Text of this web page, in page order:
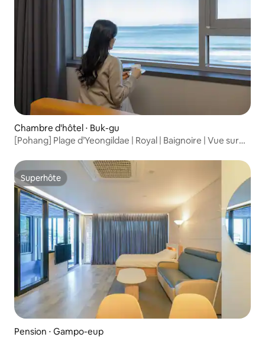
Chambre d'hôtel ⋅ Buk-gu
[Pohang] Plage d’Yeongildae | Royal | Baignoire | Vue sur
Superhôte
Superhôte
Pension ⋅ Gampo-eup